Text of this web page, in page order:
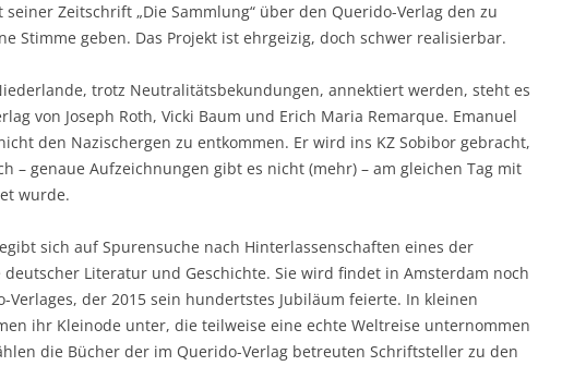
Zeitschrift „Die Sammlung“ über den Querido-Verlag den zu
Stimme geben. Das Projekt ist ehrgeizig, doch schwer realisierbar.
trotz Neutralitätsbekundungen, annektiert werden, steht es
von Joseph Roth, Vicki Baum und Erich Maria Remarque. Emanuel
den Nazischergen zu entkommen. Er wird ins KZ Sobibor gebracht,
– genaue Aufzeichnungen gibt es nicht (mehr) – am gleichen Tag mit
wurde.
sich auf Spurensuche nach Hinterlassenschaften eines der
deutscher Literatur und Geschichte. Sie wird findet in Amsterdam noch
Verlages, der 2015 sein hundertstes Jubiläum feierte. In kleinen
ihr Kleinode unter, die teilweise eine echte Weltreise unternommen
die Bücher der im Querido-Verlag betreuten Schriftsteller zu den